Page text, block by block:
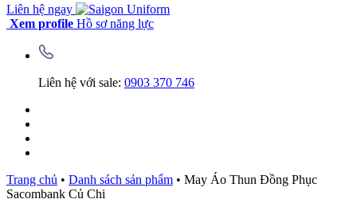
Liên hệ ngay
Xem profile Hồ sơ năng lực
Liên hệ với sale: 0903 370 746
Trang chủ • Danh sách sản phẩm • May Áo Thun Đồng Phục
Sacombank Củ Chi